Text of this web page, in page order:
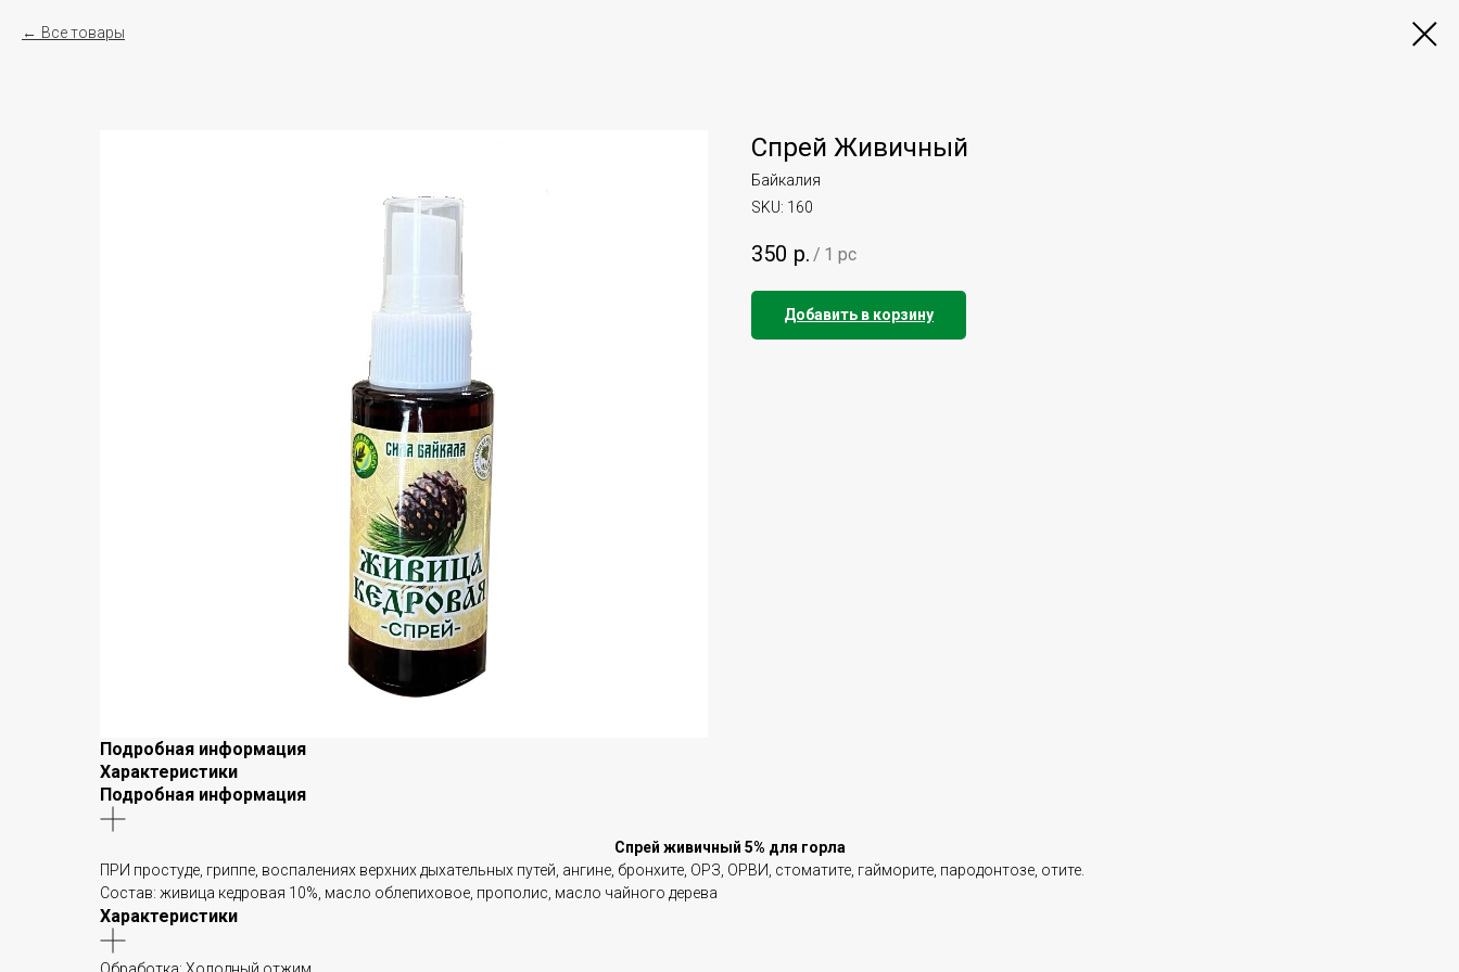
Все товары
Спрей Живичный
Байкалия
SKU: 160
350 р. / 1 pc
Добавить в корзину
Подробная информация
Характеристики
Подробная информация
Спрей живичный 5% для горла
ПРИ простуде, гриппе, воспалениях верхних дыхательных путей, ангине, бронхите, ОРЗ, ОРВИ, стоматите, гайморите, пародонтозе, отите.
Состав: живица кедровая 10%, масло облепиховое, прополис, масло чайного дерева
Характеристики